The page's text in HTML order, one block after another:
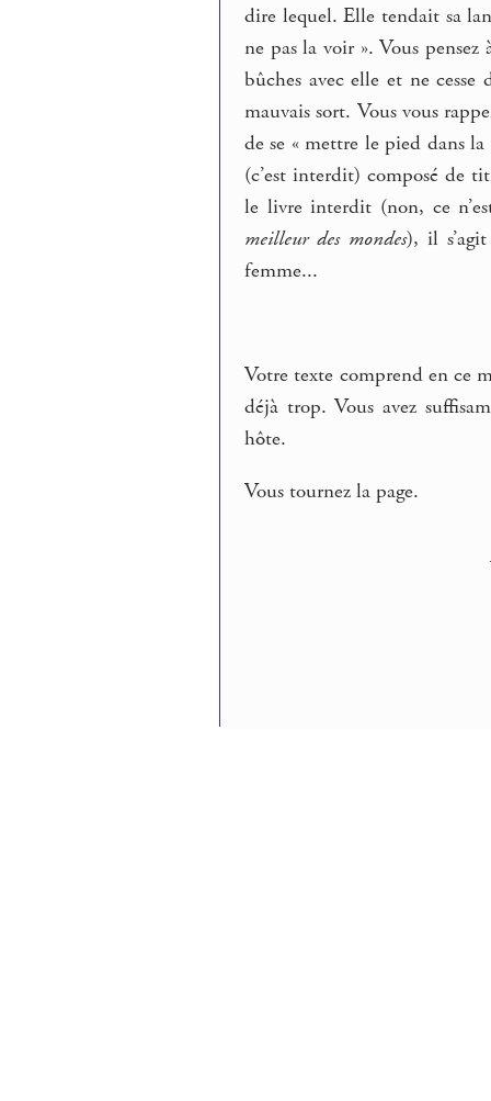
dire lequel. Elle tendait sa
ne pas la voir ». Vous
bûches avec elle et ne
mauvais sort. Vous vous
de se « mettre le pied dans
(c’est interdit) composé de
le livre interdit (non, ce
meilleur des mondes), il
femme...
Votre texte comprend en ce
déjà trop. Vous avez
hôte.
Vous tournez la page.